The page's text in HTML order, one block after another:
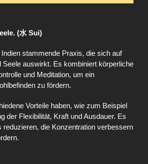
(水 Sui)
stammende Praxis, die sich auf
Seele auswirkt. Es kombiniert körperliche
und Meditation, um ein
zu fördern.
Vorteile haben, wie zum Beispiel
der Flexibilität, Kraft und Ausdauer. Es
reduzieren, die Konzentration verbessern